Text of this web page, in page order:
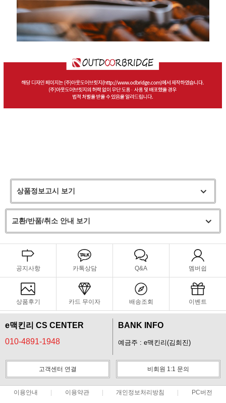
상품정보고시 보기
교환/반품/취소 안내 보기
공지사항 카톡상담 Q&A 멤버쉽
상품후기 카드 무이자 배송조회 이벤트
e맥킨리 CS CENTER
010-4891-1948
BANK INFO
예금주 : e맥킨리(김희진)
고객센터 연결 비회원 1:1 문의
이용안내 이용약관 개인정보처리방침 PC버전